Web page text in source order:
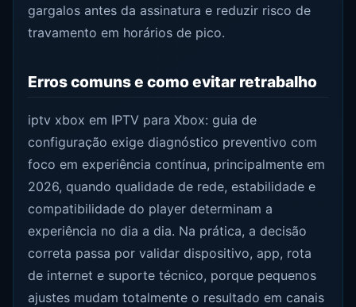
gargalos antes da assinatura e reduzir risco de
travamento em horários de pico.
Erros comuns e como evitar retrabalho
iptv xbox em IPTV para Xbox: guia de
configuração exige diagnóstico preventivo com
foco em experiência contínua, principalmente em
2026, quando qualidade de rede, estabilidade e
compatibilidade do player determinam a
experiência no dia a dia. Na prática, a decisão
correta passa por validar dispositivo, app, rota
de internet e suporte técnico, porque pequenos
ajustes mudam totalmente o resultado em canais